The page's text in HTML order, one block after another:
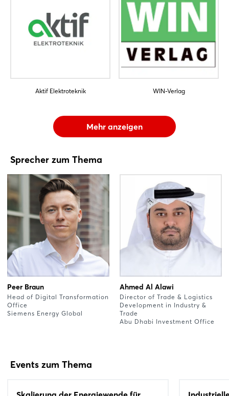
Aktif Elektroteknik WIN-Verlag
Mehr anzeigen
Sprecher zum Thema
Peer Braun
Head of Digital Transformation
Office
Siemens Energy Global
Ahmed Al Alawi
Director of Trade & Logistics
Development in Industry &
Trade
Abu Dhabi Investment Office
Events zum Thema